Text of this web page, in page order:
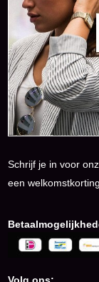
Schrijf je in voor
een